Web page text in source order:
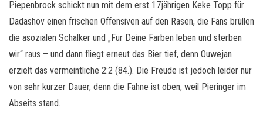
Piepenbrock schickt nun mit dem erst 17jährigen Keke Topp für
Dadashov einen frischen Offensiven auf den Rasen, die Fans brüllen
die asozialen Schalker und „Für Deine Farben leben und sterben
wir“ raus – und dann fliegt erneut das Bier tief, denn Ouwejan
erzielt das vermeintliche 2:2 (84.). Die Freude ist jedoch leider nur
von sehr kurzer Dauer, denn die Fahne ist oben, weil Pieringer im
Abseits stand.